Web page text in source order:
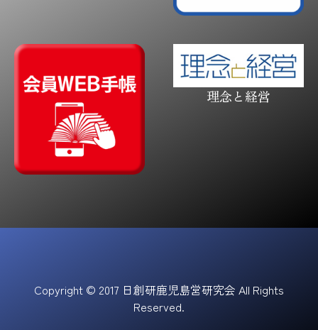
理念と経営
Copyright © 2017 日創研鹿児島営研究会 All Rights
Reserved.